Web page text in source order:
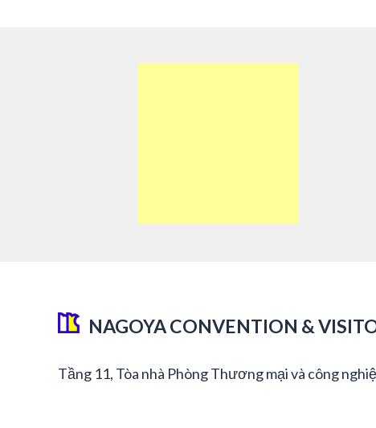
NAGOYA CONVENTION &
Tầng 11, Tòa nhà Phòng Thương mại và công